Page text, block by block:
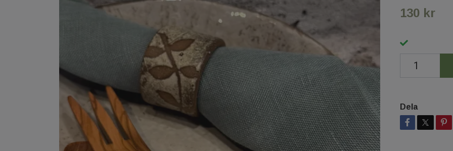
130 kr
Dela